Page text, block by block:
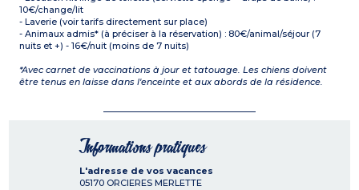
10€/change/lit
- Laverie (voir tarifs directement sur place)
- Animaux admis* (à préciser à la réservation) : 80€/animal/séjour (7
nuits et +) - 16€/nuit (moins de 7 nuits)
*Avec carnet de vaccinations à jour et tatouage. Les chiens doivent
être tenus en laisse dans l'enceinte et aux abords de la résidence.
Informations pratiques
L'adresse de vos vacances
05170 ORCIERES MERLETTE